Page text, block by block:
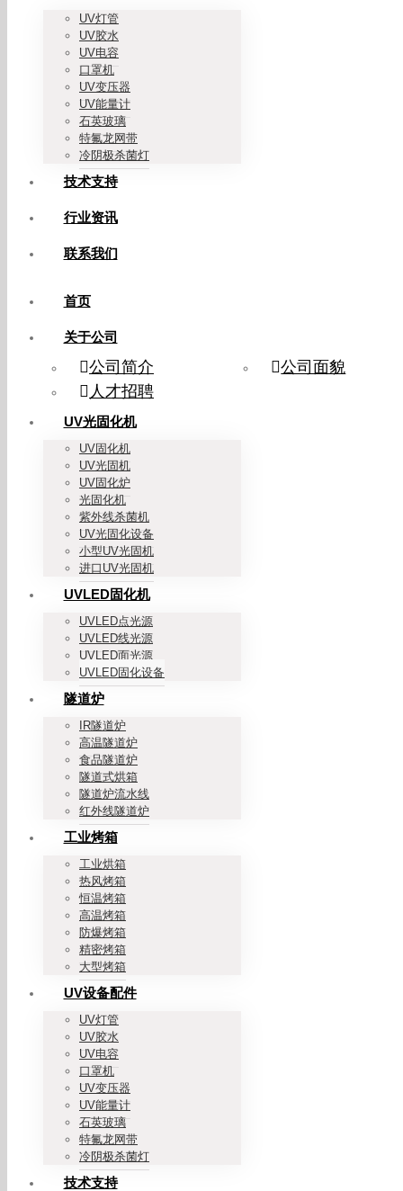
UV灯管
UV胶水
UV电容
口罩机
UV变压器
UV能量计
石英玻璃
特氟龙网带
冷阴极杀菌灯
技术支持
行业资讯
联系我们
首页
关于公司
公司简介
公司面貌
人才招聘
UV光固化机
UV固化机
UV光固机
UV固化炉
光固化机
紫外线杀菌机
UV光固化设备
小型UV光固机
进口UV光固机
UVLED固化机
UVLED点光源
UVLED线光源
UVLED面光源
UVLED固化设备
隧道炉
IR隧道炉
高温隧道炉
食品隧道炉
隧道式烘箱
隧道炉流水线
红外线隧道炉
工业烤箱
工业烘箱
热风烤箱
恒温烤箱
高温烤箱
防爆烤箱
精密烤箱
大型烤箱
UV设备配件
UV灯管
UV胶水
UV电容
口罩机
UV变压器
UV能量计
石英玻璃
特氟龙网带
冷阴极杀菌灯
技术支持